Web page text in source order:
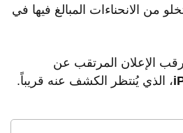
من الانحناءات المبالغ فيها في
الإعلان المرتقب عن
، الذي يُنتظر الكشف عنه قريباً.